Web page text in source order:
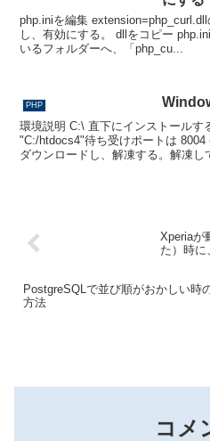
php.iniを編集
し、有効にする。 dllをコピー
いるフォルダーへ、「php_cu...
PHP
環境説明 C:\ 直下にインストールす
"C:/htdocs4"待ち受けポートは
ダウンロードし、解凍する。解凍
Xperiaが
た）時
PostgreSQLで並び順がおかしい時
方法
コメ